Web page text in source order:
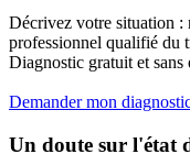
Décrivez votre situation :
professionnel qualifié du
Diagnostic gratuit et sans
Demander mon
Un doute sur l'état